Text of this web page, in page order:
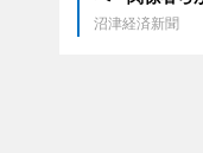
沼津経済新聞